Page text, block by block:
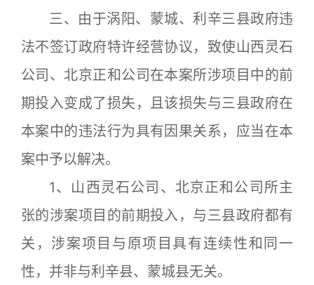
三、由于涡阳、蒙城、利辛三县政府违
法不签订政府特许经营协议，致使山西灵石
公司、北京正和公司在本案所涉项目中的前
期投入变成了损失，且该损失与三县政府在
本案中的违法行为具有因果关系，应当在本
案中予以解决。
1、山西灵石公司、北京正和公司所主
张的涉案项目的前期投入，与三县政府都有
关，涉案项目与原项目具有连续性和同一
性，并非与利辛县、蒙城县无关。